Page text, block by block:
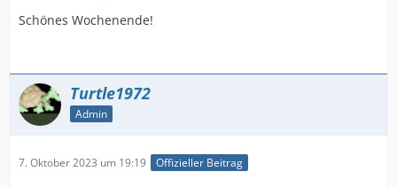
Schönes Wochenende!
Turtle1972
Admin
7. Oktober 2023 um 19:19 Offizieller Beitrag